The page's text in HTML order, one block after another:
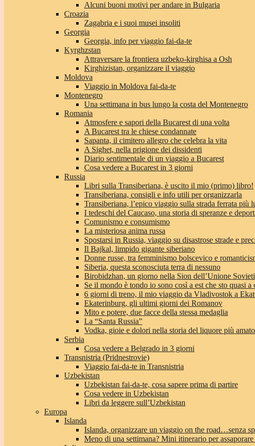
Alcuni buoni motivi per andare in Bulgaria
Croazia
Zagabria e i suoi musei insoliti
Georgia
Georgia, info per viaggio fai-da-te
Kyrghzstan
Attraversare la frontiera uzbeko-kirghisa a Osh
Kirghizistan, organizzare il viaggio
Moldova
Viaggio in Moldova fai-da-te
Montenegro
Una settimana in bus lungo la costa del Montenegro
Romania
Atmosfere e sapori della Bucarest di una volta
A Bucarest tra le chiese condannate
Sapanta, il cimitero allegro che celebra la vita
A Sighet, nella prigione dei dissidenti
Diario sentimentale di un viaggio a Bucarest
Cosa vedere a Bucarest in 3 giorni
Russia
Libri sulla Transiberiana, è uscito il mio (primo) libro!
Transiberiana, consigli e info utili per organizzarla
Transiberiana, l’epico viaggio sulla strada ferrata più
I tedeschi del Caucaso, una storia di speranze e
Comunismo e consumismo
La misteriosa anima russa
Spostarsi in Russia, viaggio su disastrose strade e
Il Bajkal, limpido gigante siberiano
Donne russe, tra femminismo bolscevico e
Siberia, questa sconosciuta terra di nessuno
Birobidzhan, un giorno nella Sion dell’Unione
Se il mondo è tondo io sono così a est che sto quasi a
6 giorni di treno, il mio viaggio da Vladivostok a
Ekaterinburg, gli ultimi giorni dei Romanov
Mito e potere, due facce della stessa medaglia
La “Santa Russia”
Vodka, gioie e dolori nella storia del liquore più
Serbia
Cosa vedere a Belgrado in 3 giorni
Transnistria (Pridnestrovie)
Viaggio fai-da-te in Transnistria
Uzbekistan
Uzbekistan fai-da-te, cosa sapere prima di partire
Cosa vedere in Uzbekistan
Libri da leggere sull’Uzbekistan
Europa
Islanda
Islanda, organizzare un viaggio on the road…senza
Meno di una settimana? Mini itinerario per assaporare